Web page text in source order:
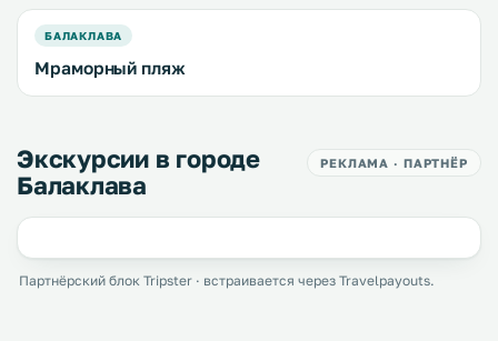
БАЛАКЛАВА
Мраморный пляж
Экскурсии в городе
Балаклава
РЕКЛАМА · ПАРТНЁР
Партнёрский блок Tripster · встраивается через Travelpayouts.